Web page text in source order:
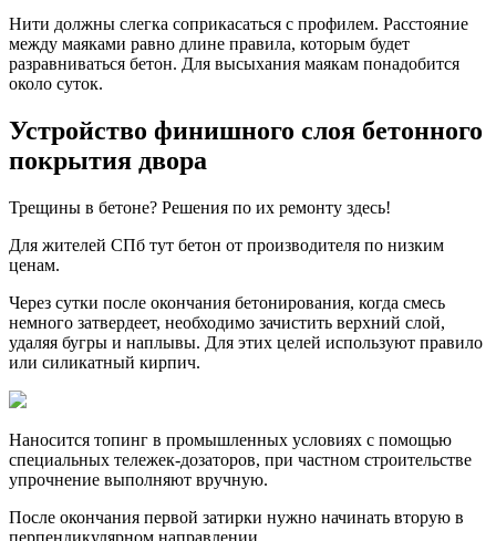
Нити должны слегка соприкасаться с профилем. Расстояние
между маяками равно длине правила, которым будет
разравниваться бетон. Для высыхания маякам понадобится
около суток.
Устройство финишного слоя бетонного
покрытия двора
Трещины в бетоне? Решения по их ремонту здесь!
Для жителей СПб тут бетон от производителя по низким
ценам.
Через сутки после окончания бетонирования, когда смесь
немного затвердеет, необходимо зачистить верхний слой,
удаляя бугры и наплывы. Для этих целей используют правило
или силикатный кирпич.
Наносится топинг в промышленных условиях с помощью
специальных тележек-дозаторов, при частном строительстве
упрочнение выполняют вручную.
После окончания первой затирки нужно начинать вторую в
перпендикулярном направлении.